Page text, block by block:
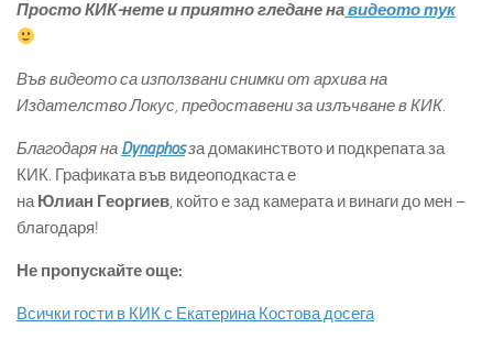
Просто КИК-нете и приятно гледане навидеото тук
Във видеото са използвани снимки от архива на
Издателство Локус, предоставени за излъчване в КИК.
Благодаря на Dynaphosза домакинството и подкрепата за
КИК. Графиката във видеоподкаста е
наЮлиан Георгиев, който е зад камерата и винаги до мен –
благодаря!
Не пропускайте още:
Всички гости в КИК с Екатерина Костова досега